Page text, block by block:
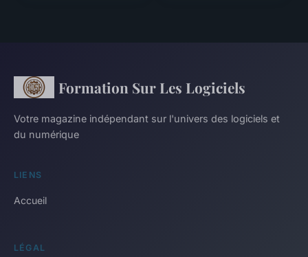
Formation Sur Les Logiciels
Votre magazine indépendant sur l'univers des logiciels et
du numérique
LIENS
Accueil
LÉGAL